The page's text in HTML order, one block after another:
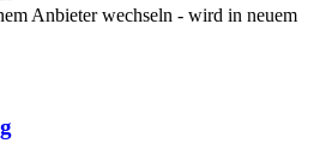
Anbieter wechseln - wird in neuem